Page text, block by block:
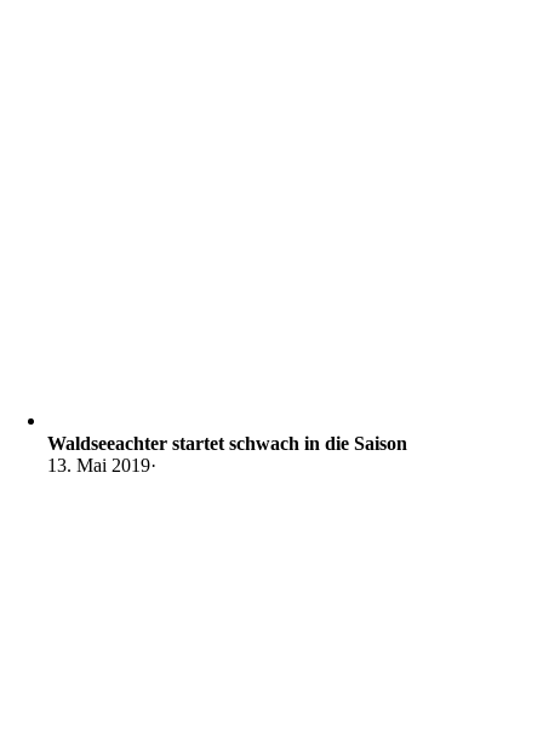
Waldseeachter startet schwach in die Saison
13. Mai 2019·